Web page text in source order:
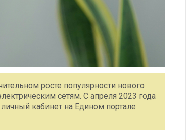
росте популярности нового
сетям. С апреля 2023 года
кабинет на Едином портале